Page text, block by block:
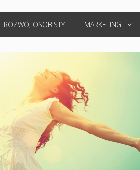
ROZWÓJ OSOBISTY MARKETING